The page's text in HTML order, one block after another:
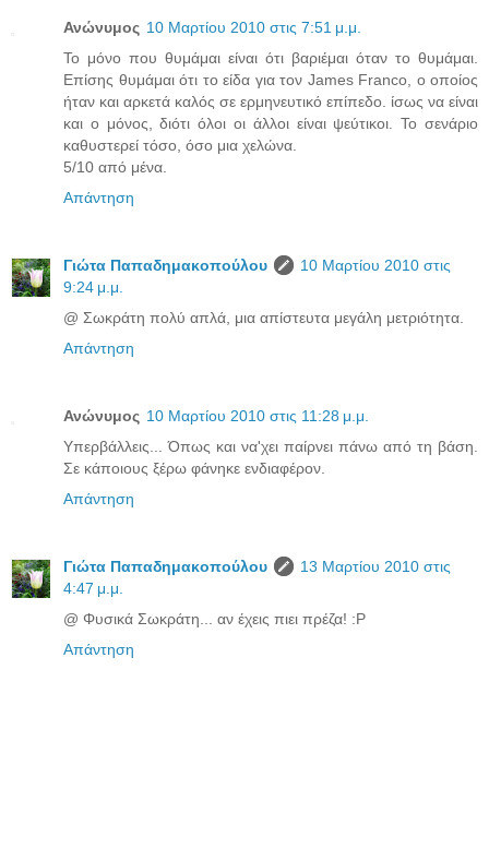
Ανώνυμος 10 Μαρτίου 2010 στις 7:51 μ.μ.
Το μόνο που θυμάμαι είναι ότι βαριέμαι όταν το θυμάμαι.
Επίσης θυμάμαι ότι το είδα για τον James Franco, ο οποίος
ήταν και αρκετά καλός σε ερμηνευτικό επίπεδο. ίσως να είναι
και ο μόνος, διότι όλοι οι άλλοι είναι ψεύτικοι. Το σενάριο
καθυστερεί τόσο, όσο μια χελώνα.
5/10 από μένα.
Απάντηση
Γιώτα Παπαδημακοπούλου
10 Μαρτίου 2010 στις
9:24 μ.μ.
@ Σωκράτη πολύ απλά, μια απίστευτα μεγάλη μετριότητα.
Απάντηση
Ανώνυμος 10 Μαρτίου 2010 στις 11:28 μ.μ.
Υπερβάλλεις... Όπως και να'χει παίρνει πάνω από τη βάση.
Σε κάποιους ξέρω φάνηκε ενδιαφέρον.
Απάντηση
Γιώτα Παπαδημακοπούλου
13 Μαρτίου 2010 στις
4:47 μ.μ.
@ Φυσικά Σωκράτη... αν έχεις πιει πρέζα! :P
Απάντηση